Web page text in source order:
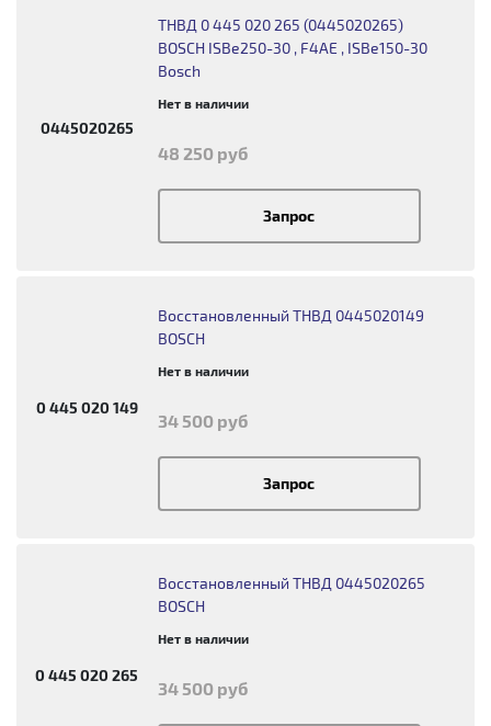
0445020265
ТНВД 0 445 020 265 (0445020265)
BOSCH ISBe250-30 , F4AE , ISBe150-30
Bosch
Нет в наличии
48 250 руб
Запрос
0 445 020 149
Восстановленный ТНВД 0445020149
BOSCH
Нет в наличии
34 500 руб
Запрос
0 445 020 265
Восстановленный ТНВД 0445020265
BOSCH
Нет в наличии
34 500 руб